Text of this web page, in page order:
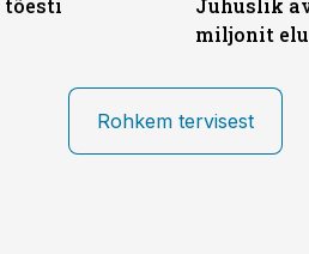
tõesti
Juhuslik
miljonit elu
Rohkem tervisest